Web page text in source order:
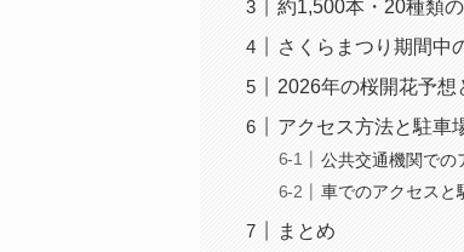
約1,500本・20種類
さくらまつり期間中
2026年の桜開花予想
アクセス方法と駐車
公共交通機関での
車でのアクセスと
まとめ